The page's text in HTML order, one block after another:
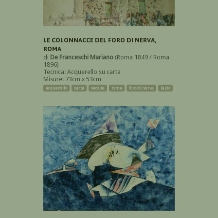
LE COLONNACCE DEL FORO DI NERVA,
ROMA
di De Franceschi Mariano (Roma 1849 / Roma
1896)
Tecnica: Acquerello su carta
Misure: 73cm x 53cm
acquerello carta veduta roma foro di nerva lazio